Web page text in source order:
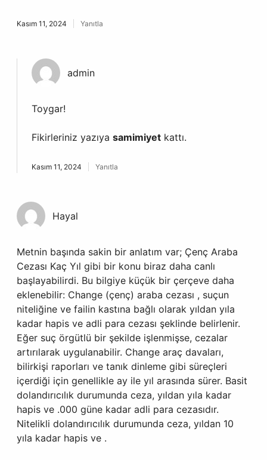
Kasım 11, 2024 Yanıtla
admin
Toygar!
Fikirleriniz yazıya samimiyet kattı.
Kasım 11, 2024 Yanıtla
Hayal
Metnin başında sakin bir anlatım var; Çenç Araba
Cezası Kaç Yıl gibi bir konu biraz daha canlı
başlayabilirdi. Bu bilgiye küçük bir çerçeve daha
eklenebilir: Change (çenç) araba cezası , suçun
niteliğine ve failin kastına bağlı olarak yıldan yıla
kadar hapis ve adli para cezası şeklinde belirlenir.
Eğer suç örgütlü bir şekilde işlenmişse, cezalar
artırılarak uygulanabilir. Change araç davaları,
bilirkişi raporları ve tanık dinleme gibi süreçleri
içerdiği için genellikle ay ile yıl arasında sürer. Basit
dolandırıcılık durumunda ceza, yıldan yıla kadar
hapis ve .000 güne kadar adli para cezasıdır.
Nitelikli dolandırıcılık durumunda ceza, yıldan 10
yıla kadar hapis ve .